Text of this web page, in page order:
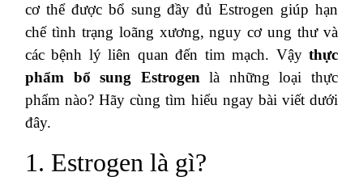
cơ thể được bổ sung đầy đủ Estrogen giúp hạn
chế tình trạng loãng xương, nguy cơ ung thư và
các bệnh lý liên quan đến tim mạch. Vậythực
phẩm bổ sung Estrogen là những loại thực
phẩm nào? Hãy cùng tìm hiểu ngay bài viết dưới
đây.
1. Estrogen là gì?